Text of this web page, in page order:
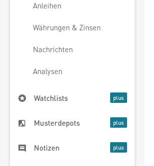
Anleihen
Währungen & Zinsen
Nachrichten
Analysen
Watchlists
Musterdepots
Notizen